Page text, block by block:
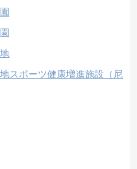
スポーツ健康増進施設（尼